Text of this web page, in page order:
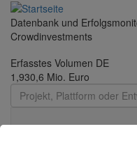
Direkt
zum
Inhalt
Datenbank und
Crowdinvestments
Erfasstes Volumen DE
1,930,6 Mio. Euro